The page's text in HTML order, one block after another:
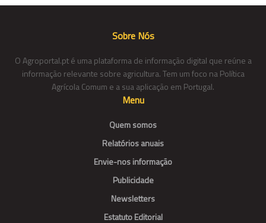
Sobre Nós
O Agroportal.pt é uma plataforma de informação digital que reúne a
informação relevante sobre agricultura. Tem um foco na Política
Agrícola Comum e a sua aplicação em Portugal.
Menu
Quem somos
Relatórios anuais
Envie-nos informação
Publicidade
Newsletters
Estatuto Editorial